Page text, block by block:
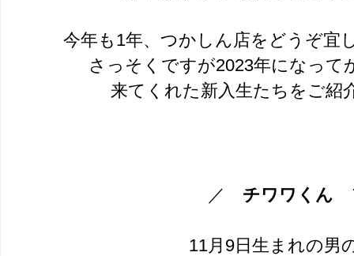
今年も1年、つかしん店をどうぞ宜
さっそくですが2023年になって
来てくれた新入生たちをご紹
／ チワワくん
11月9日生まれの男